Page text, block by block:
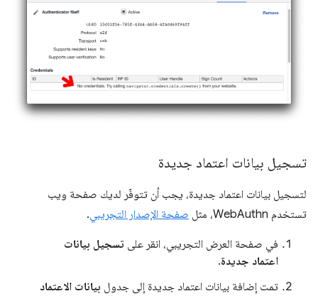
تسجيل بيانات اعتماد جديدة
لتسجيل بيانات اعتماد جديدة، يجب أن تتوفّر لديك صفحة ويب
تستخدم WebAuthn، مثل
صفحة الإصدار التجريبي.
في صفحة العرض التجريبي، انقر على تسجيل بيانات
اعتماد جديدة.
تمت إضافة بيانات اعتماد جديدة إلى جدول بيانات الاعتماد